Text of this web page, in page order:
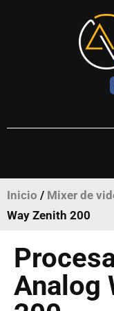
Inicio / Mixer de
Way Zenith 200
Analog